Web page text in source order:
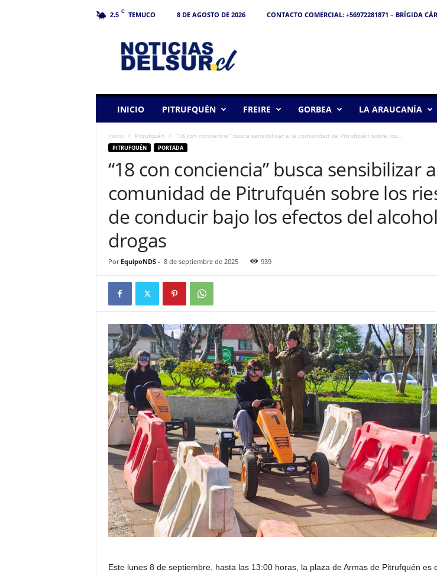
2.5 C TEMUCO 8 DE AGOSTO DE 2026 CONTACTO COMERCIAL: +56972281871 – BRÍGIDA
INICIO PITRUFQUÉN FREIRE GORBEA LA ARAUCANÍA
Inicio Pitrufquén “18 con conciencia” busca sensibilizar a la comunidad de Pitrufquén sobre los...
PITRUFQUÉN PORTADA
“18 con conciencia” busca sensibilizar
comunidad de Pitrufquén sobre los
de conducir bajo los efectos del
drogas
Por EquipoNDS- 8 de septiembre de 2025 939
Este lunes 8 de septiembre, hasta las 13:00 horas, la plaza de Armas de Pitrufquén es